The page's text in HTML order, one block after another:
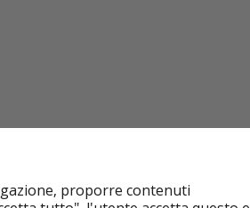
proporre contenuti